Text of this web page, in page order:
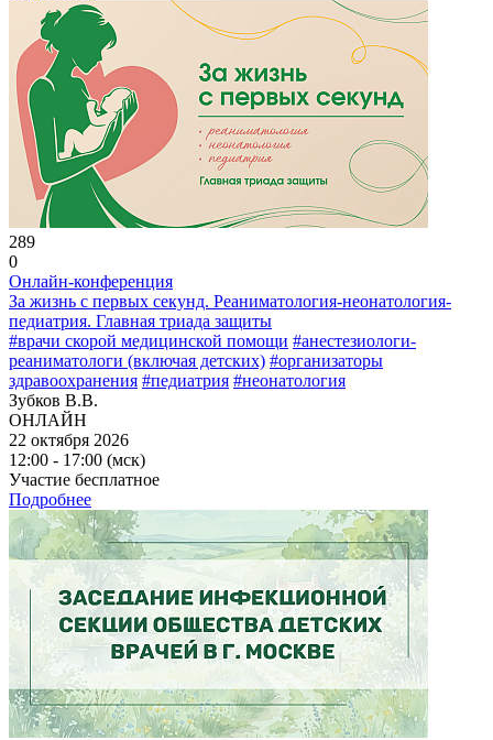
289
0
Онлайн-конференция
За жизнь с первых секунд. Реаниматология-неонатология-
педиатрия. Главная триада защиты
#врачи скорой медицинской помощи #анестезиологи-
реаниматологи (включая детских) #организаторы
здравоохранения #педиатрия #неонатология
Зубков В.В.
ОНЛАЙН
22 октября 2026
12:00 - 17:00 (мск)
Участие бесплатное
Подробнее